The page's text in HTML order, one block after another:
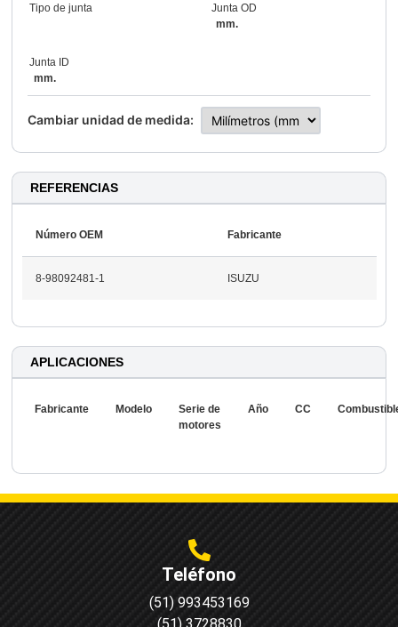
Tipo de junta
Junta OD
mm.
Junta ID
mm.
Cambiar unidad de medida:
REFERENCIAS
Número OEM Fabricante
8-98092481-1 ISUZU
APLICACIONES
Fabricante Modelo
Serie de
motores
Año CC
Teléfono
(51) 993453169